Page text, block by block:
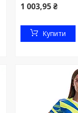
1 003,95 ₴
Купити